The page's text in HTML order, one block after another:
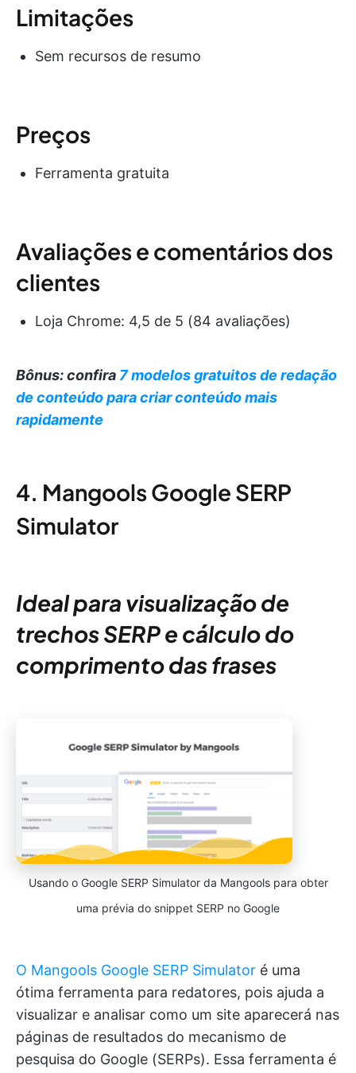
Limitações
Sem recursos de resumo
Preços
Ferramenta gratuita
Avaliações e comentários dos
clientes
Loja Chrome: 4,5 de 5 (84 avaliações)
Bônus: confira 7 modelos gratuitos de redação
de conteúdo para criar conteúdo mais
rapidamente
4. Mangools Google SERP
Simulator
Ideal para visualização de
trechos SERP e cálculo do
comprimento das frases
Usando o Google SERP Simulator da Mangools para obter
uma prévia do snippet SERP no Google
O Mangools Google SERP Simulator é uma
ótima ferramenta para redatores, pois ajuda a
visualizar e analisar como um site aparecerá nas
páginas de resultados do mecanismo de
pesquisa do Google (SERPs). Essa ferramenta é